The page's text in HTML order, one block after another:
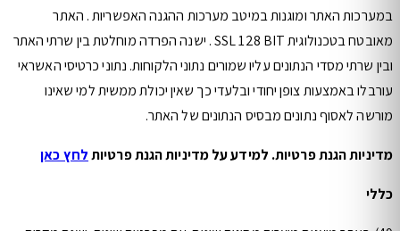
במערכות האתר ומוגנות במיטב מערכות ההגנה האפשריות . האתר
מאובטח בטכנולוגית SSL 128 BIT . ישנה הפרדה מוחלטת בין שרתי האתר
ובין שרתי מסדי הנתונים עליו שמורים נתוני הלקוחות. נתוני כרטיסי האשראי
עורבלו באמצעות צופן יחודי ובלעדי כך שאין יכולת ממשית למי שאינו
מורשה לאסוף נתונים מבסיס הנתונים של האתר.
מדיניות הגנת פרטיות. למידע על מדיניות הגנת פרטיותלחץ כאן
כללי